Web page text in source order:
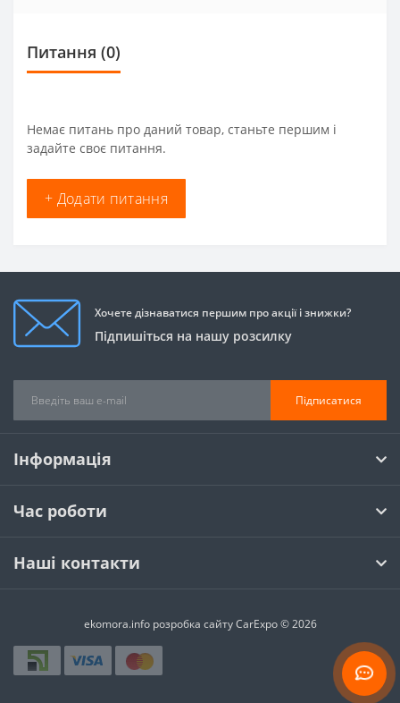
Питання (0)
Немає питань про даний товар, станьте першим і
задайте своє питання.
+ Додати питання
Хочете дізнаватися першим про акції і знижки?
Підпишіться на нашу розсилку
Підписатися
Інформація
Час роботи
Наші контакти
ekomora.info розробка сайтуCarExpo © 2026